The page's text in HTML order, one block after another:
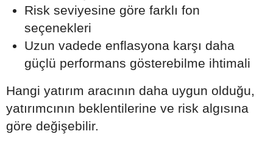
Risk seviyesine göre farklı fon
seçenekleri
Uzun vadede enflasyona karşı daha
güçlü performans gösterebilme ihtimali
Hangi yatırım aracının daha uygun olduğu,
yatırımcının beklentilerine ve risk algısına
göre değişebilir.